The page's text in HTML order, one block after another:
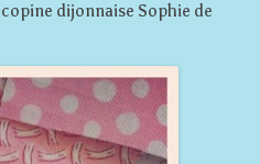
dijonnaise Sophie de